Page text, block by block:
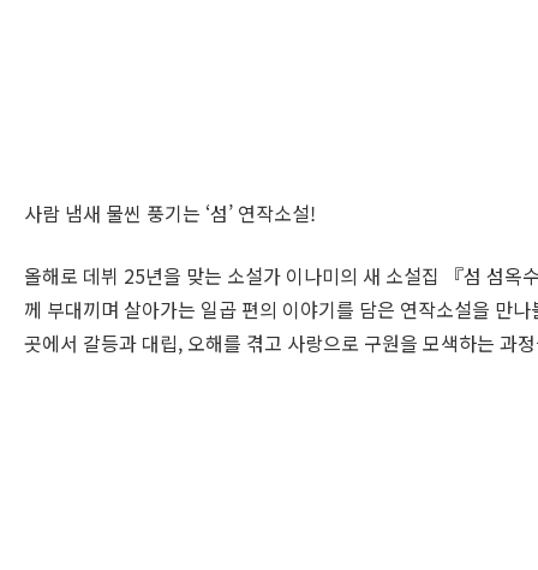
사람 냄새 물씬 풍기는 ‘섬’ 연작소설!
올해로 데뷔 25년을 맞는 소설가 이나미의 새 소설집 『섬 섬옥
께 부대끼며 살아가는 일곱 편의 이야기를 담은 연작소설을 만
곳에서 갈등과 대립, 오해를 겪고 사랑으로 구원을 모색하는 과